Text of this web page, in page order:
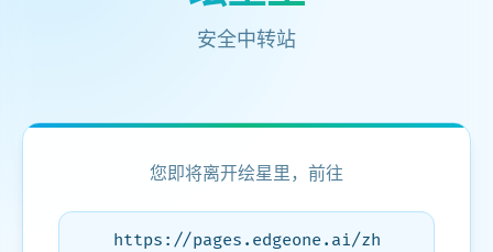
安全中转站
您即将离开绘星里，前往
https://pages.edgeone.ai/zh